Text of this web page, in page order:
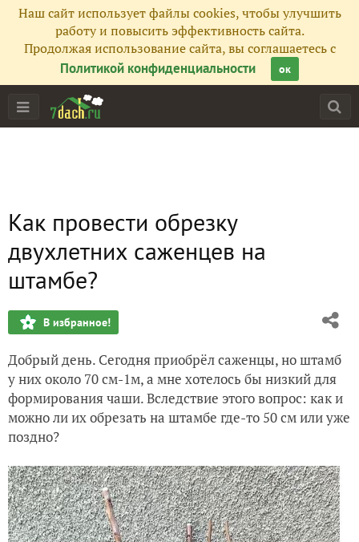
Наш сайт использует файлы cookies, чтобы улучшить
работу и повысить эффективность сайта.
Продолжая использование сайта, вы соглашаетесь с
Политикой конфиденциальности
ок
Как провести обрезку
двухлетних саженцев на
штамбе?
В избранное!
Добрый день. Сегодня приобрёл саженцы, но штамб
у них около 70 см-1м, а мне хотелось бы низкий для
формирования чаши. Вследствие этого вопрос: как и
можно ли их обрезать на штамбе где-то 50 см или уже
поздно?